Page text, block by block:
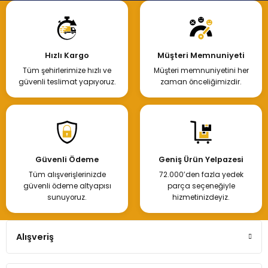
Hızlı Kargo
Tüm şehirlerimize hızlı ve
güvenli teslimat yapıyoruz.
Müşteri Memnuniyeti
Müşteri memnuniyetini her
zaman önceliğimizdir.
Güvenli Ödeme
Tüm alışverişlerinizde
güvenli ödeme altyapısı
sunuyoruz.
Geniş Ürün Yelpazesi
72.000’den fazla yedek
parça seçeneğiyle
hizmetinizdeyiz.
Alışveriş